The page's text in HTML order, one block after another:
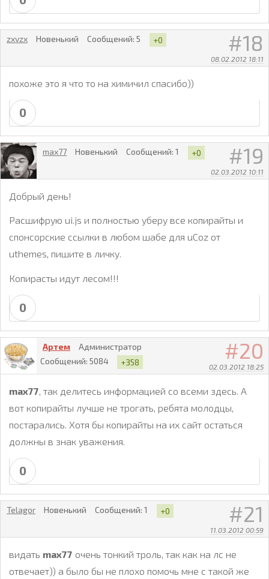
18
08.02.2012 18:11
zxvzx Новенький Сообщений: 5 +0
похоже это я что то на химичил спасибо))
0
19
02.03.2012 10:11
max77 Новенький Сообщений: 1 +0
Добрый день!
Расшифрую ui.js и полностью уберу все копирайты и
спонсорские ссылки в любом шабе для uCoz от
uthеmеs, пишите в личку.
Копирасты идут лесом!!!
0
20
02.03.2012 18:25
Артем
Администратор
Сообщений: 5084 +358
max77, так делитесь информацией со всеми здесь. А
вот копирайты лучше не трогать, ребята молодцы,
постарались. Хотя бы копирайты на их сайт остаться
должны в знак уважения.
0
21
11.03.2012 00:59
Telagor Новенький Сообщений: 1 +0
видать max77 очень тонкий троль, так как на лс не
отвечает)) а было бы не плохо помочь мне с такой же